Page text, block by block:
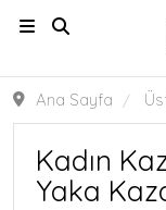
Ana Sayfa
Kadın
Yaka